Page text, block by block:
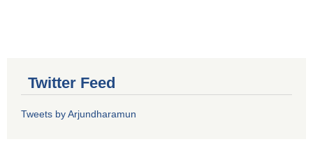
Twitter Feed
Tweets by Arjundharamun